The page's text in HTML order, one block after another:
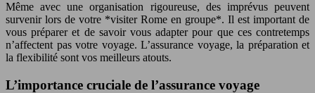
Même avec une organisation rigoureuse, des imprévus peuvent
survenir lors de votre *visiter Rome en groupe*. Il est important de
vous préparer et de savoir vous adapter pour que ces contretemps
n’affectent pas votre voyage. L’assurance voyage, la préparation et
la flexibilité sont vos meilleurs atouts.
L’importance cruciale de l’assurance voyage